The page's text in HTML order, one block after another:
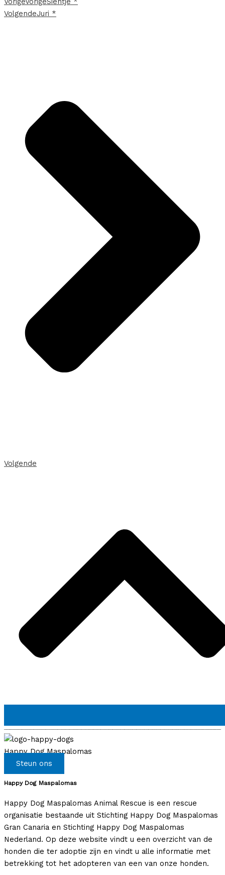
VolgendeJuri *
Volgende
Happy Dog Maspalomas
Steun ons
Happy Dog Maspalomas
Happy Dog Maspalomas Animal Rescue is een rescue
organisatie bestaande uit Stichting Happy Dog Maspalomas
Gran Canaria en Stichting Happy Dog Maspalomas
Nederland. Op deze website vindt u een overzicht van de
honden die ter adoptie zijn en vindt u alle informatie met
betrekking tot het adopteren van een van onze honden.